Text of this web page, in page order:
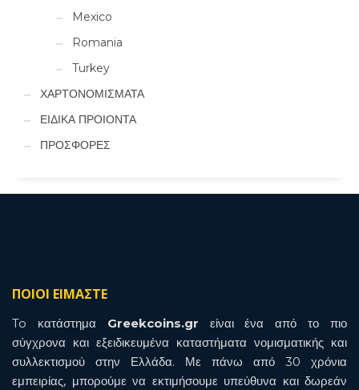
Mexico
Romania
Turkey
ΧΑΡΤΟΝΟΜΙΣΜΑΤΑ
ΕΙΔΙΚΑ ΠΡΟΙΟΝΤΑ
ΠΡΟΣΦΟΡΕΣ
ΠΟΙΟΙ ΕΙΜΑΣΤΕ
To κατάστημα Greekcoins.gr είναι ένα από το πιο
σύγχρονα και εξειδικευμένα καταστήματα νομισματικής και
συλλεκτισμού στην Ελλάδα. Με πάνω από 30 χρόνια
εμπειρίας, μπορούμε να εκτιμήσουμε υπεύθυνα και δωρεάν